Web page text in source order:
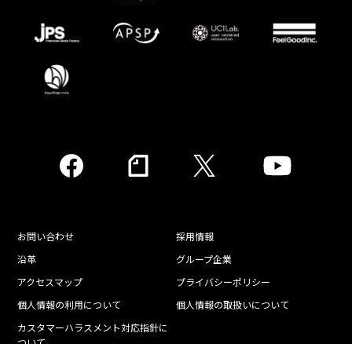
お問い合わせ 採用情報
沿革 グループ企業
アクセスマップ プライバシーポリシー
個人情報の利用について 個人情報の取扱いについて
カスタマーハラスメント対応指針に